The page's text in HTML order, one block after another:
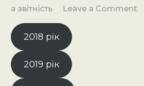
а звітність
Leave a Comment
2018 рік
2019 рік